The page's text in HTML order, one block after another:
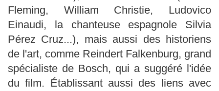
Fleming, William Christie, Ludovico
Einaudi, la chanteuse espagnole Silvia
Pérez Cruz...), mais aussi des historiens
de l'art, comme Reindert Falkenburg, grand
spécialiste de Bosch, qui a suggéré l'idée
du film. Établissant aussi des liens avec